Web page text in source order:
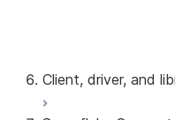
Client, driver, and